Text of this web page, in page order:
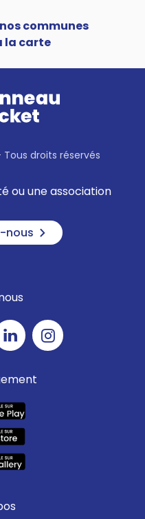
communes
la carte
droits réservés
ou une association
nous